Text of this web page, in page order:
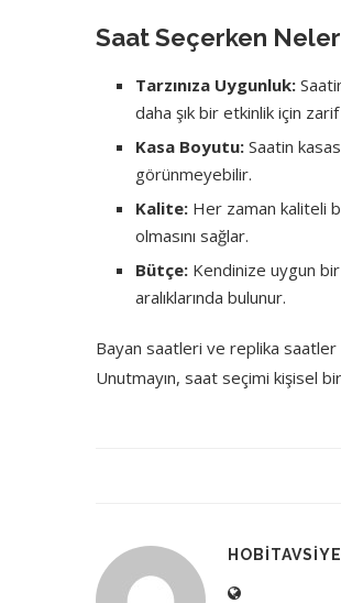
Saat Seçerken
Tarzınıza Uygunluk:
daha şık bir etkinlik için
Kasa Boyutu: Saatin
görünmeyebilir.
Kalite: Her zaman kaliteli
olmasını sağlar.
Bütçe: Kendinize uygun
aralıklarında bulunur.
Bayan saatleri ve replika
Unutmayın, saat seçimi kişisel
HOBITAVSIYE